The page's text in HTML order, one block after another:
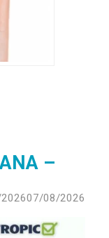
–
07/08/2026